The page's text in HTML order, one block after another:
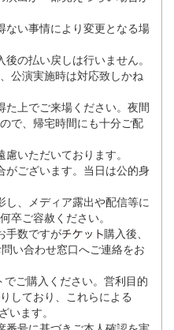
ない事情により変更となる場
の払い戻しは行いません。
公演実施時は対応致しかね
上でご来場ください。夜間
で、帰宅時間にも十分ご配
いただいております。
がございます。当日は公的身
、メディア露出や配信等に
卒ご容赦ください。
手数ですが
購入後、
い合わせ窓口へご連絡をお
ご購入ください。営利目的
しており、これらによる
います。